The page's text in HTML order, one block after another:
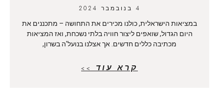
4 בנובמבר 2024
במציאות הישראלית, כולנו מכירים את התחושה – מתכננים את
היום הגדול, שואפים ליצור חוויה בלתי נשכחת, ואז המציאות
מכתיבה כללים חדשים. אך אצלנו בנועל'ה בשרון,
קרא עוד >>